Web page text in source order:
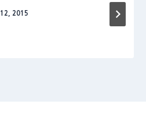
2015